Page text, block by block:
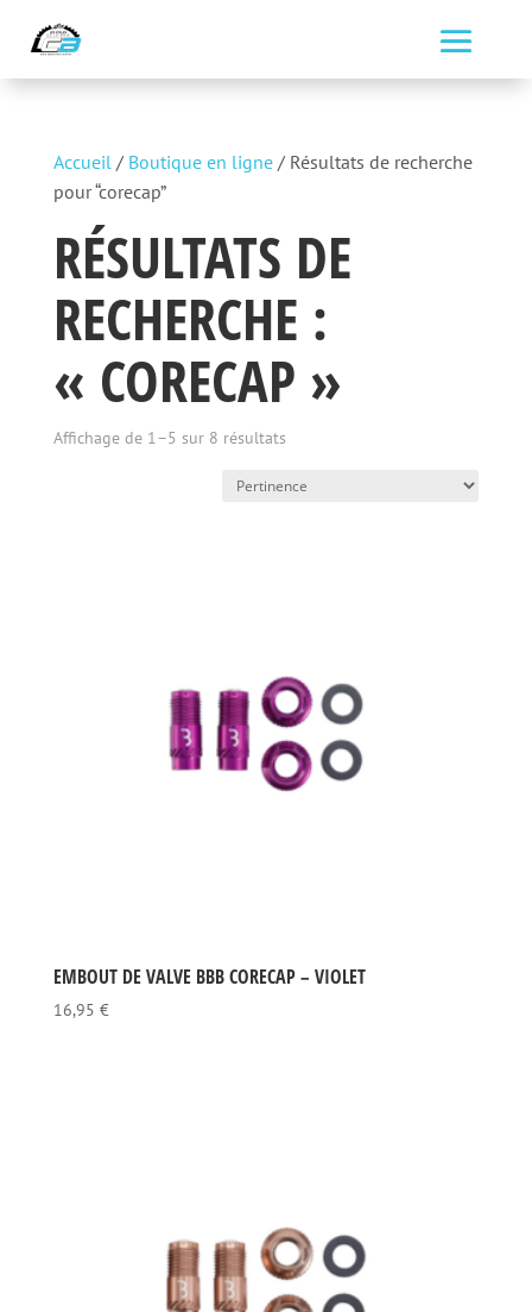
Accueil/ Boutique en ligne/ Résultats de recherche
pour “corecap”
RÉSULTATS DE
RECHERCHE :
« CORECAP »
Affichage de 1–5 sur 8 résultatsTrié
prix
EMBOUT DE VALVE BBB CORECAP – VIOLET
16,95 €